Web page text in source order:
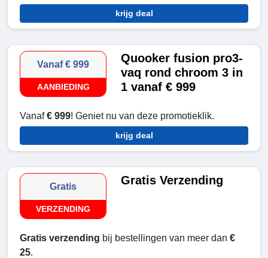
krijg deal
Vanaf € 999
AANBIEDING
Quooker fusion pro3-
vaq rond chroom 3 in
1 vanaf € 999
Vanaf€ 999! Geniet nu van deze promotieklik.
krijg deal
Gratis
VERZENDING
Gratis Verzending
Gratis verzending bij bestellingen van meer dan €
25.